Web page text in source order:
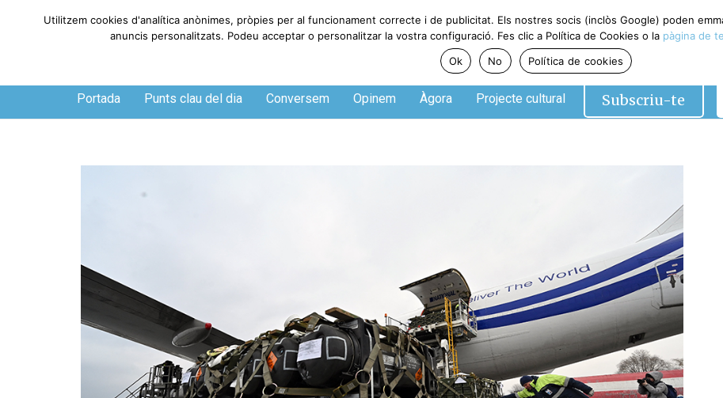
Dijous, 6 de agosto de 2026
Portada Punts clau del dia Conversem Opinem Àgora Projecte cultural Subscriu-te
Utilitzem cookies d'analítica anònimes, pròpies per al funcionament correcte i de publicitat. Els nostres socis (inclòs Google) poden
anuncis personalitzats. Podeu acceptar o personalitzar la vostra configuració. Fes clic a Política de Cookies o la pàgina de
Ok
No Política de cookies